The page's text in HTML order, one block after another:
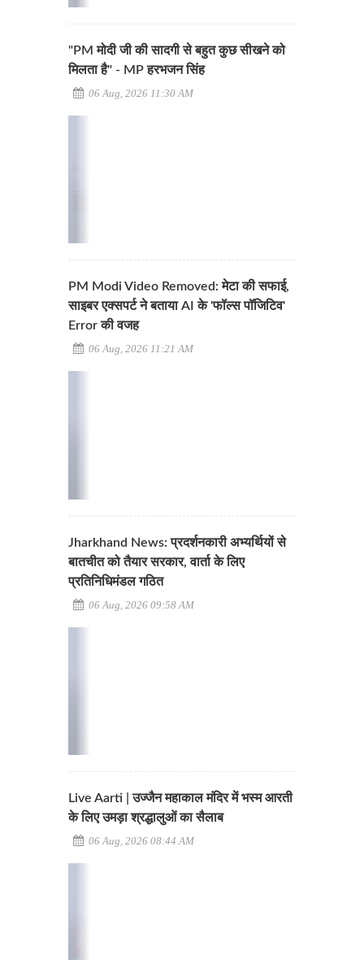
"PM मोदी जी की सादगी से बहुत कुछ सीखने को
मिलता है" - MP हरभजन सिंह
06 Aug, 2026 11:30 AM
PM Modi Video Removed: मेटा की सफाई,
साइबर एक्सपर्ट ने बताया AI के 'फॉल्स पॉजिटिव'
Error की वजह
06 Aug, 2026 11:21 AM
Jharkhand News: प्रदर्शनकारी अभ्यर्थियों से
बातचीत को तैयार सरकार, वार्ता के लिए
प्रतिनिधिमंडल गठित
06 Aug, 2026 09:58 AM
Live Aarti | उज्जैन महाकाल मंदिर में भस्म आरती
के लिए उमड़ा श्रद्धालुओं का सैलाब
06 Aug, 2026 08:44 AM